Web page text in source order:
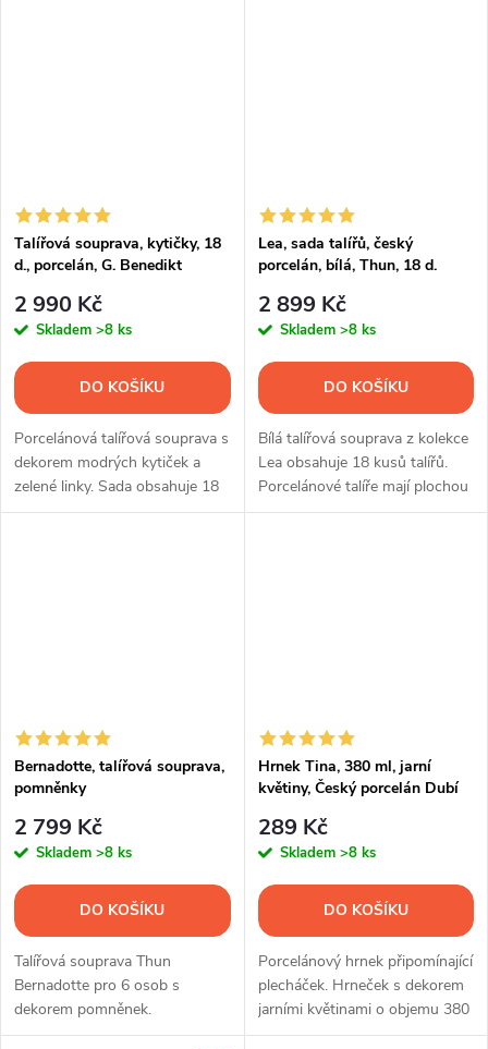
Talířová souprava, kytičky, 18
d., porcelán, G. Benedikt
2 990 Kč
Skladem >8 ks
DO KOŠÍKU
Porcelánová talířová souprava s
dekorem modrých kytiček a
zelené linky. Sada obsahuje 18
ks talířů.
Lea, sada talířů, český
porcelán, bílá, Thun, 18 d.
2 899 Kč
Skladem >8 ks
DO KOŠÍKU
Bílá talířová souprava z kolekce
Lea obsahuje 18 kusů talířů.
Porcelánové talíře mají plochou
základnu a jemně vroubkované
Bernadotte, talířová souprava,
pomněnky
2 799 Kč
Skladem >8 ks
DO KOŠÍKU
Talířová souprava Thun
Bernadotte pro 6 osob s
dekorem pomněnek.
Hrnek Tina, 380 ml, jarní
květiny, Český porcelán Dubí
289 Kč
Skladem >8 ks
DO KOŠÍKU
Porcelánový hrnek připomínající
plecháček. Hrneček s dekorem
jarními květinami o objemu 380
ml.